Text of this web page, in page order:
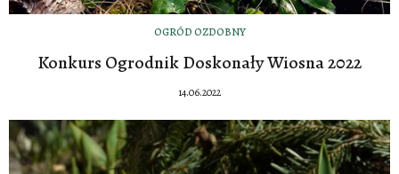
OGRÓD OZDOBNY
Konkurs Ogrodnik Doskonały Wiosna 2022
14.06.2022